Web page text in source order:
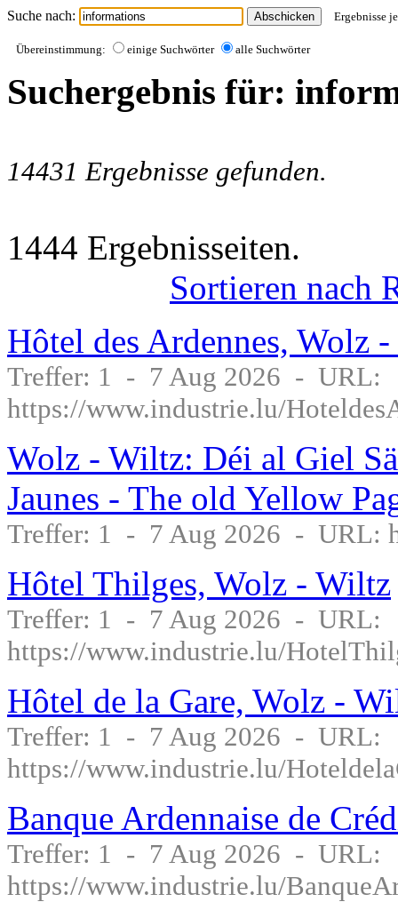
Suche nach: Ergebnisse
Übereinstimmung: einige Suchwörter alle Suchwörter
Suchergebnis für:
14431 Ergebnisse gefunden.
1444 Ergebnisseiten.
Sortieren nach
Hôtel des Ardennes, Wolz
Treffer: 1 - 7 Aug 2026 - URL:
https://www.industrie.lu/
Wolz - Wiltz: Déi al Giel
Jaunes - The old Yellow
Treffer: 1 - 7 Aug 2026 - URL:
Hôtel Thilges, Wolz - Wiltz
Treffer: 1 - 7 Aug 2026 - URL:
https://www.industrie.lu/
Hôtel de la Gare, Wolz -
Treffer: 1 - 7 Aug 2026 - URL:
https://www.industrie.lu/
Banque Ardennaise de
Treffer: 1 - 7 Aug 2026 - URL:
https://www.industrie.lu/